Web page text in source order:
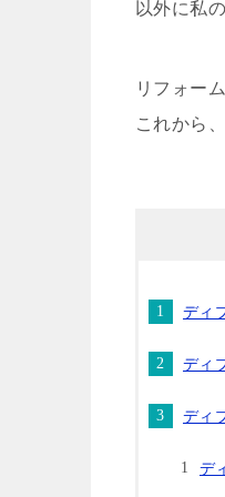
以外に私
リフォー
これから
ディ
ディ
ディ
デ